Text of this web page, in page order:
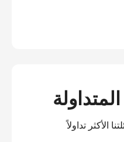
الأكثر تداولاً